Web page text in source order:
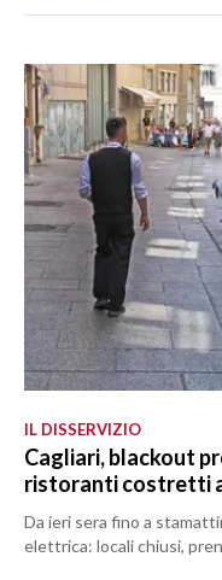
IL DISSERVIZIO
Cagliari, blackout
ristoranti costretti a
Da ieri sera fino a
elettrica: locali chiusi,